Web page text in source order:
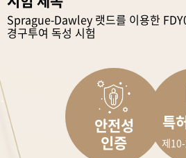
Sprague-Dawley 랫드를 이용한
경구투여 독성 시험
안전성
인증
특
제